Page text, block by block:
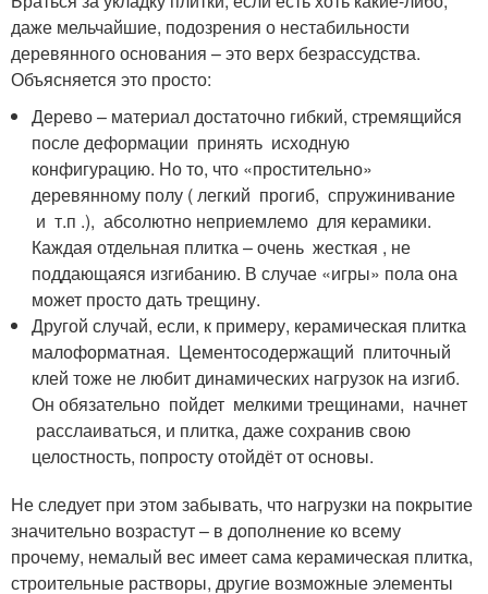
даже мельчайшие, подозрения о нестабильности
деревянного основания – это верх безрассудства.
Объясняется это просто:
Дерево – материал достаточно гибкий, стремящийся
после деформации принять исходную
конфигурацию. Но то, что «простительно»
деревянному полу ( легкий прогиб, спружинивание
и т.п .), абсолютно неприемлемо для керамики.
Каждая отдельная плитка – очень жесткая , не
поддающаяся изгибанию. В случае «игры» пола она
может просто дать трещину.
Другой случай, если, к примеру, керамическая плитка
малоформатная. Цементосодержащий плиточный
клей тоже не любит динамических нагрузок на изгиб.
Он обязательно пойдет мелкими трещинами, начнет
расслаиваться, и плитка, даже сохранив свою
целостность, попросту отойдёт от основы.
Не следует при этом забывать, что нагрузки на покрытие
значительно возрастут – в дополнение ко всему
прочему, немалый вес имеет сама керамическая плитка,
строительные растворы, другие возможные элементы